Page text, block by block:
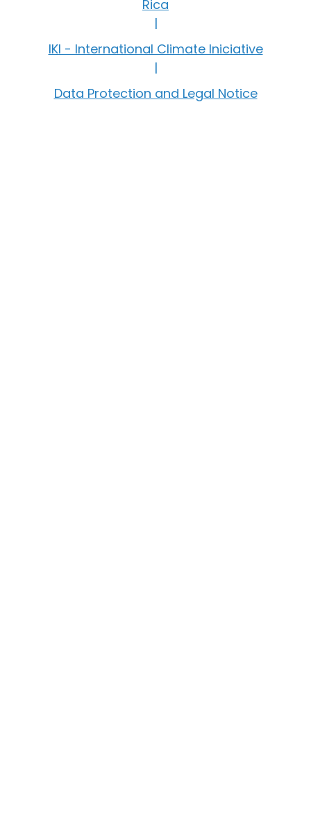
Rica
|
IKI - International Climate Iniciative
|
Data Protection and Legal Notice